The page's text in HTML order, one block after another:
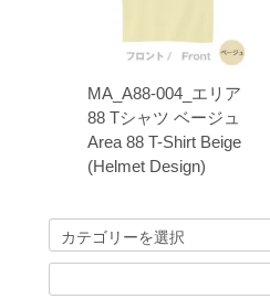
MA_A88-004_エリア
88 Tシャツ ベージュ
Area 88 T-Shirt Beige
(Helmet Design)